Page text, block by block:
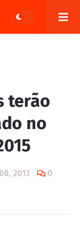
terão
no
2013 0